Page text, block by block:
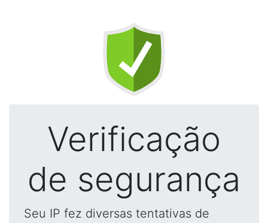
Verificação
de segurança
Seu IP fez diversas tentativas de